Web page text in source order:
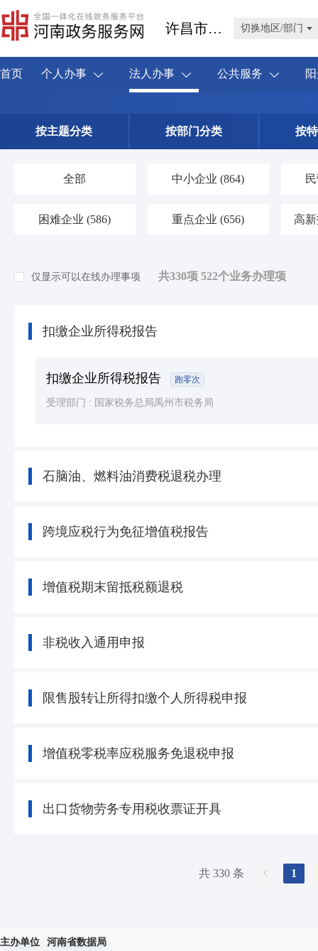
许昌市禹州市 切换地区/部门
首页 个人办事 法人办事 公共服务
按主题分类 按部门分类 按
全部 中小企业(864)
困难企业(586) 重点企业(656) 高
仅显示可以在线办理事项 共330项 522个业务办理项
扣缴企业所得税报告
扣缴企业所得税报告 跑零次
受理部门 : 国家税务总局禹州市税务局
石脑油、燃料油消费税退税办理
跨境应税行为免征增值税报告
增值税期末留抵税额退税
非税收入通用申报
限售股转让所得扣缴个人所得税申报
增值税零税率应税服务免退税申报
出口货物劳务专用税收票证开具
共 330 条 1
主办单位
河南省数据局